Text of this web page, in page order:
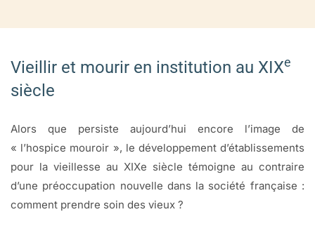
Vieillir et mourir en institution au XIXe
siècle
Alors que persiste aujourd’hui encore l’image de
« l’hospice mouroir », le développement d’établissements
pour la vieillesse au XIXe siècle témoigne au contraire
d’une préoccupation nouvelle dans la société française :
comment prendre soin des vieux ?